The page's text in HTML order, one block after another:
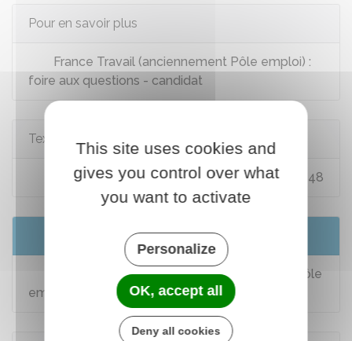
Pour en savoir plus
France Travail (anciennement Pôle emploi) :
foire aux questions - candidat
Textes de référence
Code du travail : articles R5221-47 à R5221-48
Services en ligne et formulaires
S'inscrire à France Travail (anciennement Pôle
emploi)
This site uses cookies and
gives you control over what
you want to activate
Personalize
OK, accept all
Deny all cookies